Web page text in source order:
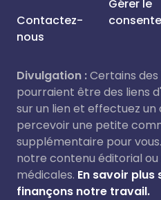
Contactez-
nous
Gérer le
Divulgation :Certains
pourraient être des liens
sur un lien et effectuez
percevoir une petite
supplémentaire pour
notre contenu éditorial
médicales. En savoir
finançons notre travail.